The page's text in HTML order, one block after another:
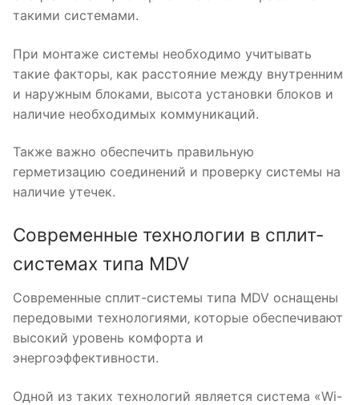
такими системами.
При монтаже системы необходимо учитывать
такие факторы‚ как расстояние между внутренним
и наружным блоками‚ высота установки блоков и
наличие необходимых коммуникаций.
Также важно обеспечить правильную
герметизацию соединений и проверку системы на
наличие утечек.
Современные технологии в сплит-
системах типа MDV
Современные сплит-системы типа MDV оснащены
передовыми технологиями‚ которые обеспечивают
высокий уровень комфорта и
энергоэффективности.
Одной из таких технологий является система «Wi-